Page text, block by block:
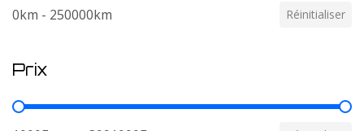
0km - 250000km Réinitialiser
Prix
Prix